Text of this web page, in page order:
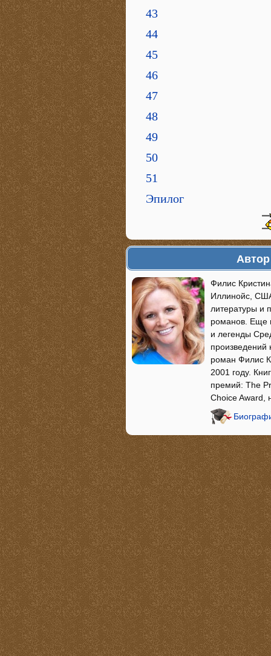
43
44
45
46
47
48
49
50
51
Эпилог
Филис
Иллинойс,
литературы и
романов. Еще
и легенды
произведений
роман Филис
2001 году.
премий: The
Choice Award,